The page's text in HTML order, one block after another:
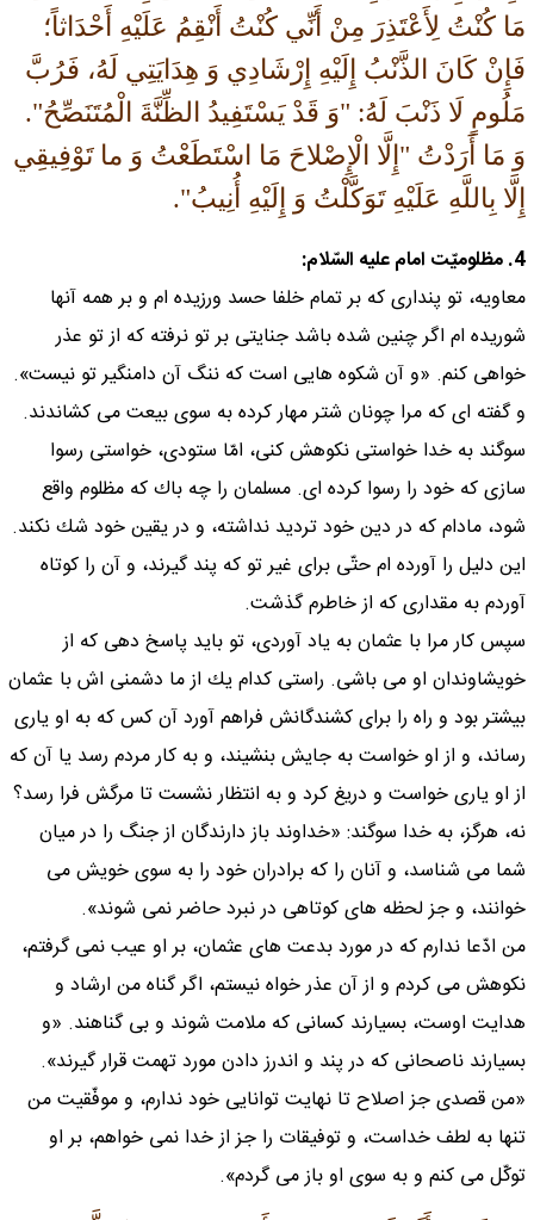
مَا كُنْتُ لِأَعْتَذِرَ مِنْ أَنِّي كُنْتُ أَنْقِمُ عَلَيْهِ أَحْدَاثاً؛
فَإِنْ كَانَ الذَّنْبُ إِلَيْهِ إِرْشَادِي وَ هِدَايَتِي لَهُ، فَرُبَّ
مَلُومٍ لَا ذَنْبَ لَهُ: "وَ قَدْ يَسْتَفِيدُ الظِّنَّةَ الْمُتَنَصِّحُ".
وَ مَا أَرَدْتُ "إِلَّا الْإِصْلاحَ مَا اسْتَطَعْتُ وَ ما تَوْفِيقِي
إِلَّا بِاللَّهِ عَلَيْهِ تَوَكَّلْتُ وَ إِلَيْهِ أُنِيبُ".
4. مظلوميّت امام عليه السّلام:
معاويه، تو پندارى كه بر تمام خلفا حسد ورزيده ام و بر همه آنها
شوريده ام اگر چنين شده باشد جنايتى بر تو نرفته كه از تو عذر
خواهى كنم. «و آن شكوه هايى است كه ننگ آن دامنگير تو نيست».
و گفته اى كه مرا چونان شتر مهار كرده به سوى بيعت مى كشاندند.
سوگند به خدا خواستى نكوهش كنى، امّا ستودى، خواستى رسوا
سازى كه خود را رسوا كرده اى. مسلمان را چه باك كه مظلوم واقع
شود، مادام كه در دين خود ترديد نداشته، و در يقين خود شك نكند.
اين دليل را آورده ام حتّى براى غير تو كه پند گيرند، و آن را كوتاه
آوردم به مقدارى كه از خاطرم گذشت.
سپس كار مرا با عثمان به ياد آوردى، تو بايد پاسخ دهى كه از
خويشاوندان او مى باشى. راستى كدام يك از ما دشمنى اش با عثمان
بيشتر بود و راه را براى كشندگانش فراهم آورد آن كس كه به او يارى
رساند، و از او خواست به جايش بنشيند، و به كار مردم رسد يا آن كه
از او يارى خواست و دريغ كرد و به انتظار نشست تا مرگش فرا رسد؟
نه، هرگز، به خدا سوگند: «خداوند باز دارندگان از جنگ را در ميان
شما مى شناسد، و آنان را كه برادران خود را به سوى خويش مى
خوانند، و جز لحظه هاى كوتاهى در نبرد حاضر نمى شوند».
من ادّعا ندارم كه در مورد بدعت هاى عثمان، بر او عيب نمى گرفتم،
نكوهش مى كردم و از آن عذر خواه نيستم، اگر گناه من ارشاد و
هدايت اوست، بسيارند كسانى كه ملامت شوند و بى گناهند. «و
بسيارند ناصحانى كه در پند و اندرز دادن مورد تهمت قرار گيرند».
«من قصدى جز اصلاح تا نهايت توانايى خود ندارم، و موفّقيت من
تنها به لطف خداست، و توفيقات را جز از خدا نمى خواهم، بر او
توكّل مى كنم و به سوى او باز مى گردم».